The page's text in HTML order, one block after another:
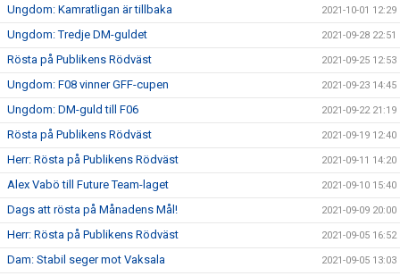
Ungdom: Kamratligan är tillbaka 2021-10-01 12:29
Ungdom: Tredje DM-guldet 2021-09-28 22:51
Rösta på Publikens Rödväst 2021-09-25 12:53
Ungdom: F08 vinner GFF-cupen 2021-09-23 14:45
Ungdom: DM-guld till F06 2021-09-22 21:19
Rösta på Publikens Rödväst 2021-09-19 12:40
Herr: Rösta på Publikens Rödväst 2021-09-11 14:20
Alex Vabö till Future Team-laget 2021-09-10 15:40
Dags att rösta på Månadens Mål! 2021-09-09 20:00
Herr: Rösta på Publikens Rödväst 2021-09-05 16:52
Dam: Stabil seger mot Vaksala 2021-09-05 13:03